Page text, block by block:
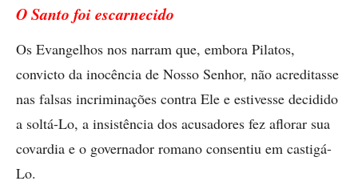
O Santo foi escarnecido
Os Evangelhos nos narram que, embora Pilatos,
convicto da inocência de Nosso Senhor, não acreditasse
nas falsas incriminações contra Ele e estivesse decidido
a soltá-Lo, a insistência dos acusadores fez aflorar sua
covardia e o governador romano consentiu em ­castigá-
Lo.